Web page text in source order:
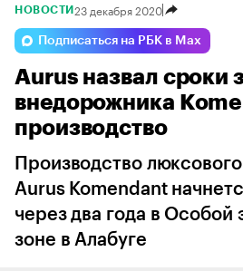
Volga Omoda
Voyah Haval
НОВОСТИ 23 декабря 2020
Подписаться на РБК в Max
Aurus назвал сроки
внедорожника
производство
Производство
Aurus Komendant
через два года в Особой
зоне в Алабуге